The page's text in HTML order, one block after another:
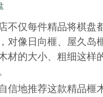
仅每件精品将棋盘
对像日向榧、屋久岛
材的大小、粗细这样
地推荐这款精品榧